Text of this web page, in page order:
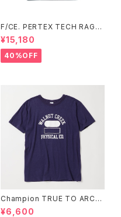
F/CE. PERTEX TECH RAGL
AN TEE (Sax、Black)
¥15,180
40%OFF
Champion TRUE TO ARCHI
VES ショートスリーブTシャツ
¥6,600